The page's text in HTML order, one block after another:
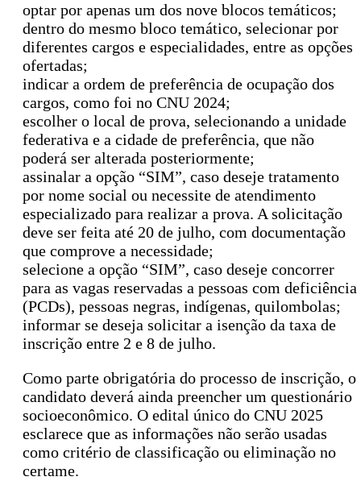
optar por apenas um dos nove blocos temáticos;
dentro do mesmo bloco temático, selecionar por
diferentes cargos e especialidades, entre as opções
ofertadas;
indicar a ordem de preferência de ocupação dos
cargos, como foi no CNU 2024;
escolher o local de prova, selecionando a unidade
federativa e a cidade de preferência, que não
poderá ser alterada posteriormente;
assinalar a opção “SIM”, caso deseje tratamento
por nome social ou necessite de atendimento
especializado para realizar a prova. A solicitação
deve ser feita até 20 de julho, com documentação
que comprove a necessidade;
selecione a opção “SIM”, caso deseje concorrer
para as vagas reservadas a pessoas com deficiência
(PCDs), pessoas negras, indígenas, quilombolas;
informar se deseja solicitar a isenção da taxa de
inscrição entre 2 e 8 de julho.
Como parte obrigatória do processo de inscrição, o
candidato deverá ainda preencher um questionário
socioeconômico. O edital único do CNU 2025
esclarece que as informações não serão usadas
como critério de classificação ou eliminação no
certame.